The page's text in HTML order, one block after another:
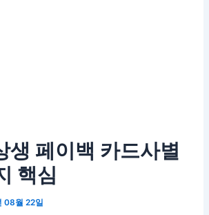
페이백 카드사별
핵심
08월 22일